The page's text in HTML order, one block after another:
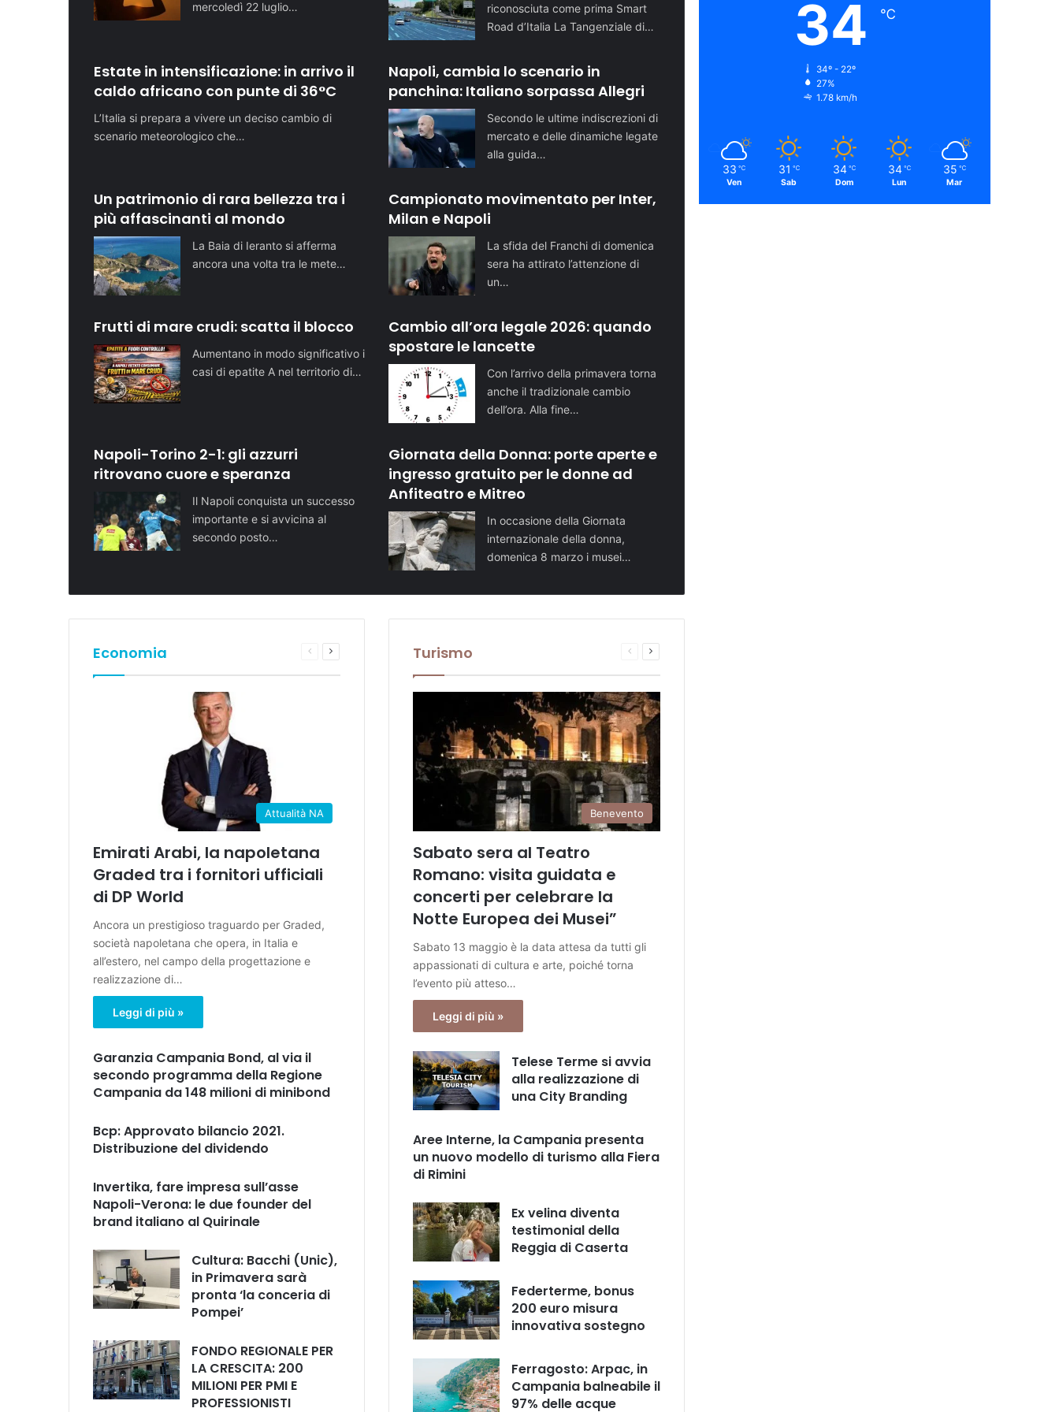
mercoledì 22 luglio…
riconosciuta come prima Smart
Road d’Italia La Tangenziale di…
Estate in intensificazione: in arrivo il
caldo africano con punte di 36°C
L’Italia si prepara a vivere un deciso cambio di
scenario meteorologico che…
Napoli, cambia lo scenario in
panchina: Italiano sorpassa Allegri
Secondo le ultime indiscrezioni di
mercato e delle dinamiche legate
alla guida…
Un patrimonio di rara bellezza tra i
più affascinanti al mondo
La Baia di Ieranto si afferma
ancora una volta tra le mete…
Campionato movimentato per Inter,
Milan e Napoli
La sfida del Franchi di domenica
sera ha attirato l’attenzione di
un…
Frutti di mare crudi: scatta il blocco
Aumentano in modo significativo i
casi di epatite A nel territorio di…
Cambio all’ora legale 2026: quando
spostare le lancette
Con l’arrivo della primavera torna
anche il tradizionale cambio
dell’ora. Alla fine…
Napoli-Torino 2-1: gli azzurri
ritrovano cuore e speranza
Il Napoli conquista un successo
importante e si avvicina al
secondo posto…
Giornata della Donna: porte aperte e
ingresso gratuito per le donne ad
Anfiteatro e Mitreo
In occasione della Giornata
internazionale della donna,
domenica 8 marzo i musei…
Economia
Pagina
Attualità NA
Emirati Arabi, la napoletana
Graded tra i fornitori ufficiali
di DP World
Ancora un prestigioso traguardo per Graded,
società napoletana che opera, in Italia e
all’estero, nel campo della progettazione e
realizzazione di…
Leggi di più »
Garanzia Campania Bond, al via il
secondo programma della Regione
Campania da 148 milioni di minibond
Bcp: Approvato bilancio 2021.
Distribuzione del dividendo
Invertika, fare impresa sull’asse
Napoli-Verona: le due founder del
brand italiano al Quirinale
Cultura: Bacchi (Unic),
in Primavera sarà
pronta ‘la conceria di
Pompei’
FONDO REGIONALE PER
LA CRESCITA: 200
MILIONI PER PMI E
PROFESSIONISTI
Turismo
Pagina
Benevento
Sabato sera al Teatro
Romano: visita guidata e
concerti per celebrare la
Notte Europea dei Musei”
Sabato 13 maggio è la data attesa da tutti gli
appassionati di cultura e arte, poiché torna
l’evento più atteso…
Leggi di più »
Telese Terme si avvia
alla realizzazione di
una City Branding
Aree Interne, la Campania presenta
un nuovo modello di turismo alla Fiera
di Rimini
Ex velina diventa
testimonial della
Reggia di Caserta
Federterme, bonus
200 euro misura
innovativa sostegno
Ferragosto: Arpac, in
Campania balneabile il
97% delle acque
34 ℃
34º - 22º
27%
1.78 km/h
33 ℃
Ven
31 ℃
Sab
34 ℃
Dom
34 ℃
Lun
35 ℃
Mar